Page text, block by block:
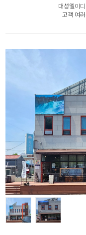
대성엘이
고객 여